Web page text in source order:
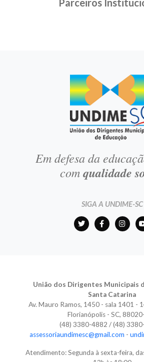
Parceiros
Em defesa da
comqualidade
SIGA A UNDIME-SC
União dos Dirigentes Municipais
Santa Catarina
Av. Mauro Ramos, 1450 - sala 1401 -
Florianópolis - SC,
(48) 3380-4882 / (48)
assessoriaundimesc@gmail.com -
Atendimento: Segunda à sexta-feira,